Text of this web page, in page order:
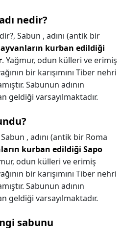
nedir?
Sabun , adını (antik bir
kurban edildiği
. Yağmur, odun külleri ve erimiş
bir karışımını Tiber nehri
Sabunun adının
geldiği varsayılmaktadır.
Sabun , adını (antik bir Roma
kurban edildiği Sapo
odun külleri ve erimiş
bir karışımını Tiber nehri
Sabunun adının
geldiği varsayılmaktadır.
sabunu